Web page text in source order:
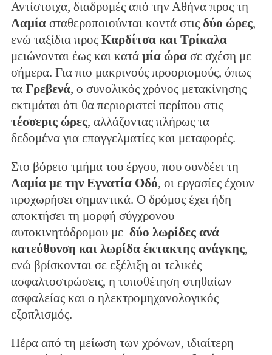
Αντίστοιχα, διαδρομές από την Αθήνα προς τη
Λαμίασταθεροποιούνται κοντά στις δύο ώρες,
ενώ ταξίδια προς Καρδίτσα και Τρίκαλα
μειώνονται έως και κατά μία ώρασε σχέση με
σήμερα. Για πιο μακρινούς προορισμούς, όπως
τα Γρεβενά, ο συνολικός χρόνος μετακίνησης
εκτιμάται ότι θα περιοριστεί περίπου στις
τέσσερις ώρες, αλλάζοντας πλήρως τα
δεδομένα για επαγγελματίες και μεταφορές.
Στο βόρειο τμήμα του έργου, που συνδέει τη
Λαμία με την Εγνατία Οδό, οι εργασίες έχουν
προχωρήσει σημαντικά. Ο δρόμος έχει ήδη
αποκτήσει τη μορφή σύγχρονου
αυτοκινητόδρομου με δύο λωρίδες ανά
κατεύθυνση και λωρίδα έκτακτης ανάγκης,
ενώ βρίσκονται σε εξέλιξη οι τελικές
ασφαλτοστρώσεις, η τοποθέτηση στηθαίων
ασφαλείας και ο ηλεκτρομηχανολογικός
εξοπλισμός.
Πέρα από τη μείωση των χρόνων, ιδιαίτερη